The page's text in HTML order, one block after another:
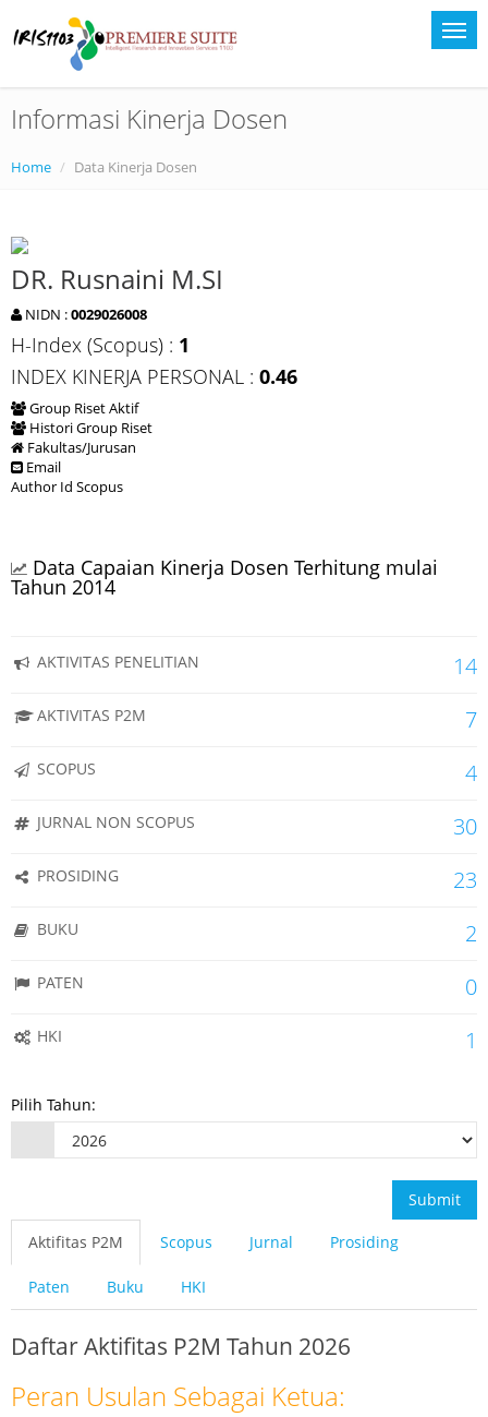
Informasi Kinerja Dosen
Home Data Kinerja Dosen
DR. Rusnaini M.SI
NIDN :0029026008
H-Index (Scopus) : 1
INDEX KINERJA PERSONAL : 0.46
Group Riset Aktif
Histori Group Riset
Fakultas/Jurusan
Email
Author Id Scopus
Data Capaian Kinerja Dosen Terhitung mulai
Tahun 2014
AKTIVITAS PENELITIAN 14
AKTIVITAS P2M 7
SCOPUS 4
JURNAL NON SCOPUS 30
PROSIDING 23
BUKU 2
PATEN 0
HKI 1
Pilih Tahun:
Submit
Aktifitas P2M Scopus Jurnal Prosiding
Paten Buku HKI
Daftar Aktifitas P2M Tahun 2026
Peran Usulan Sebagai Ketua: